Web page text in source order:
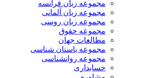
مجموعه زبان فرانسه
مجموعه زبان آلمانی
مجموعه زبان روسی
مجموعه حقوق
مطالعات جهان
مجموعه باستان شناسی
مجموعه روانشناسی
حسابداری